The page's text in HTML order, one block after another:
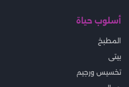
أسلوب حياة
المطبخ
بيتى
تخسيس ورجيم